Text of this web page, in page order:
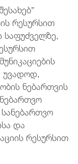
რესურსით
საფუძველზე,
უვადოდ,
ნებართვის
და
რესურსით